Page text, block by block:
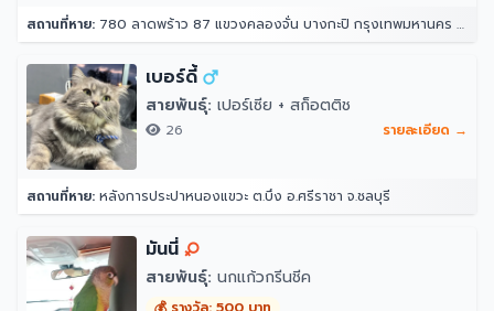
สถานที่หาย: 780 ลาดพร้าว 87 แขวงคลองจั่น บางกะปิ กรุงเทพมหานคร 10240
เบอร์ดี้
สายพันธุ์: เปอร์เซีย + สก็อตติช
26 รายละเอียด →
สถานที่หาย: หลังการประปาหนองแขวะ ต.บึง อ.ศรีราชา จ.ชลบุรี
มันนี่
สายพันธุ์: นกแก้วกรีนชีค